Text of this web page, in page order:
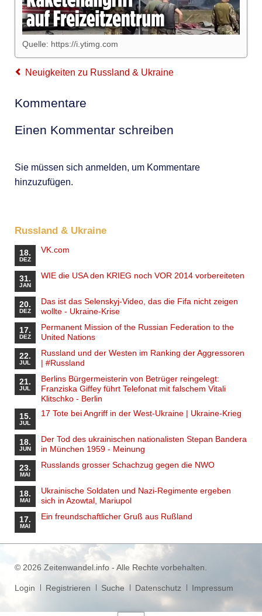
Quelle: https://i.ytimg.com
Neuigkeiten zu Russland & Ukraine
Kommentare
Einen Kommentar schreiben
Sie müssen sich anmelden, um Kommentare
hinzuzufügen.
Russland & Ukraine
18.
DEZ
VK.com
31.
JAN
WIE die USA den KRIEG noch VOR 2014 vorbereiteten
20.
DEZ
Das ist das Selenskyj-Video, das die Fifa nicht zeigen
wollte - Ukraine-Krise
17.
DEZ
Permanent Mission of the Russian Federation to the
United Nations
22.
JUL
Russland und der Westen im Ranking der Aggressoren
| #Russland
21.
JUL
Berlins Bürgermeisterin von Betrüger reingelegt:
Franziska Giffey führt Telefonat mit falschem Vitali
Klitschko - Berlin
15.
JUL
17 Tote bei Angriff in der West-Ukraine | Ukraine-Krieg
18.
JUN
Der Tod des ukrainischen nationalisten Stepan Bandera
in München 1959 - Meinung
23.
MAI
Russlands grosser Schachzug gegen die NWO
18.
MAI
Ukrainische Soldaten und Nazi-Regimente ergeben
sich in Azowtal, Mariupol
17.
MAI
Ein freundschaftlicher Gruß aus Rußland
© 2026 Zeitenwandel.info - Alle Rechte vorbehalten.
Navigation
Login Registrieren Suche Datenschutz Impressum